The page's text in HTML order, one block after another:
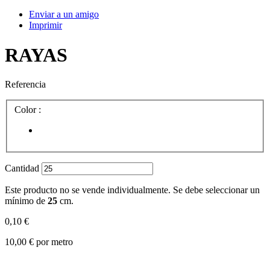
Enviar a un amigo
Imprimir
RAYAS
Referencia
Color :
Cantidad
Este producto no se vende individualmente. Se debe seleccionar un
mínimo de 25 cm.
0,10 €
10,00 € por metro